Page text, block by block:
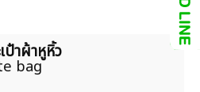
ป๋าผ้าหูหิ้ว
bag